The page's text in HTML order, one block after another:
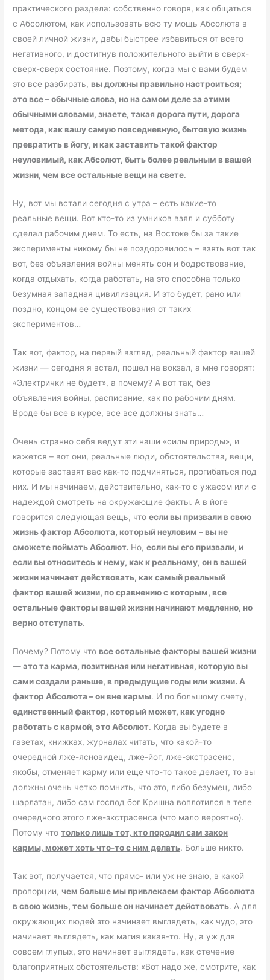
практического раздела: собственно говоря, как общаться
с Абсолютом, как использовать всю ту мощь Абсолюта в
своей личной жизни, дабы быстрее избавиться от всего
негативного, и достигнув положительного выйти в сверх-
сверх-сверх состояние. Поэтому, когда мы с вами будем
это все разбирать, вы должны правильно настроиться;
это все – обычные слова, но на самом деле за этими
обычными словами, знаете, такая дорога пути, дорога
метода, как вашу самую повседневную, бытовую жизнь
превратить в йогу, и как заставить такой фактор
неуловимый, как Абсолют, быть более реальным в вашей
жизни, чем все остальные вещи на свете.
Ну, вот мы встали сегодня с утра – есть какие-то
реальные вещи. Вот кто-то из умников взял и субботу
сделал рабочим днем. То есть, на Востоке бы за такие
эксперименты никому бы не поздоровилось – взять вот так
вот, без объявления войны менять сон и бодрствование,
когда отдыхать, когда работать, на это способна только
безумная западная цивилизация. И это будет, рано или
поздно, концом ее существования от таких
экспериментов…
Так вот, фактор, на первый взгляд, реальный фактор вашей
жизни — сегодня я встал, пошел на вокзал, а мне говорят:
«Электрички не будет», а почему? А вот так, без
объявления войны, расписание, как по рабочим дням.
Вроде бы все в курсе, все всё должны знать…
Очень странно себя ведут эти наши «силы природы», и
кажется – вот они, реальные люди, обстоятельства, вещи,
которые заставят вас как-то подчиняться, прогибаться под
них. И мы начинаем, действительно, как-то с ужасом или с
надеждой смотреть на окружающие факты. А в йоге
говорится следующая вещь, чтоесли вы призвали в свою
жизнь фактор Абсолюта, который неуловим – вы не
сможете поймать Абсолют. Но,если вы его призвали, и
если вы относитесь к нему, как к реальному, он в вашей
жизни начинает действовать, как самый реальный
фактор вашей жизни, по сравнению с которым, все
остальные факторы вашей жизни начинают медленно, но
верно отступать.
Почему? Потому что все остальные факторы вашей жизни
— это та карма, позитивная или негативная, которую вы
сами создали раньше, в предыдущие годы или жизни. А
фактор Абсолюта – он вне кармы. И по большому счету,
единственный фактор, который может, как угодно
работать с кармой, это Абсолют. Когда вы будете в
газетах, книжках, журналах читать, что какой-то
очередной лже-ясновидец, лже-йог, лже-экстрасенс,
якобы, отменяет карму или еще что-то такое делает, то вы
должны очень четко помнить, что это, либо безумец, либо
шарлатан, либо сам господ бог Кришна воплотился в теле
очередного этого лже-экстрасенса (что мало вероятно).
Потому чтотолько лишь тот, кто породил сам закон
кармы, может хоть что-то с ним делать. Больше никто.
Так вот, получается, что прямо- или уж не знаю, в какой
пропорции, чем больше мы привлекаем фактор Абсолюта
в свою жизнь, тем больше он начинает действовать. А для
окружающих людей это начинает выглядеть, как чудо, это
начинает выглядеть, как магия какая-то. Ну, а уж для
совсем глупых, это начинает выглядеть, как стечение
благоприятных обстоятельств: «Вот надо же, смотрите, как